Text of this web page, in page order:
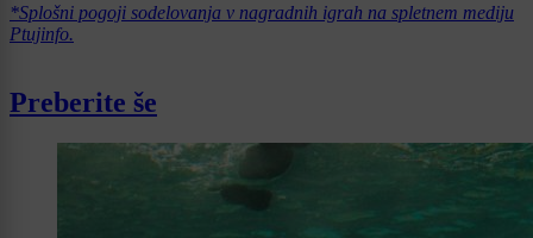
*Splošni pogoji sodelovanja v nagradnih igrah na spletnem mediju
Ptujinfo.
Preberite še